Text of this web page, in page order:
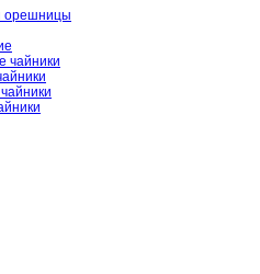
орешницы
чайники